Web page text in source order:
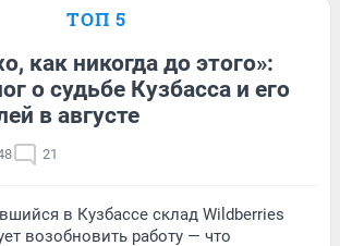
ТОП 5
как никогда до этого»:
о судьбе Кузбасса и его
в августе
21
в Кузбассе склад Wildberries
возобновить работу — что